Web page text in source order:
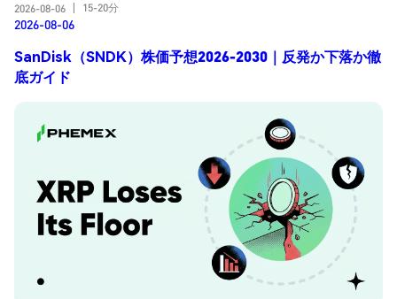
2026-08-06
15-20分
2026-08-06
SanDisk（SNDK）株価予想2026-2030｜反発か下落か徹
底ガイド